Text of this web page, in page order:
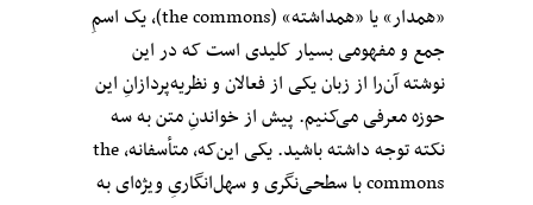
«همدار» یا «همداشته» (the commons)، یک اسمِ
جمع و مفهومی بسیار کلیدی است که در این
نوشته آن‌را از زبان یکی از فعالان و نظریه‌پردازانِ این
حوزه معرفی می‌کنیم. پیش از خواندنِ متن به سه
نکته توجه داشته باشید. یکی این‌که، متأسفانه، the
commons با سطحی‌نگری و سهل‌انگاریِ ویژه‌ای به